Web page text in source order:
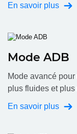
En savoir plus
Mode ADB
Mode avancé
plus fluides et plus
En savoir plus